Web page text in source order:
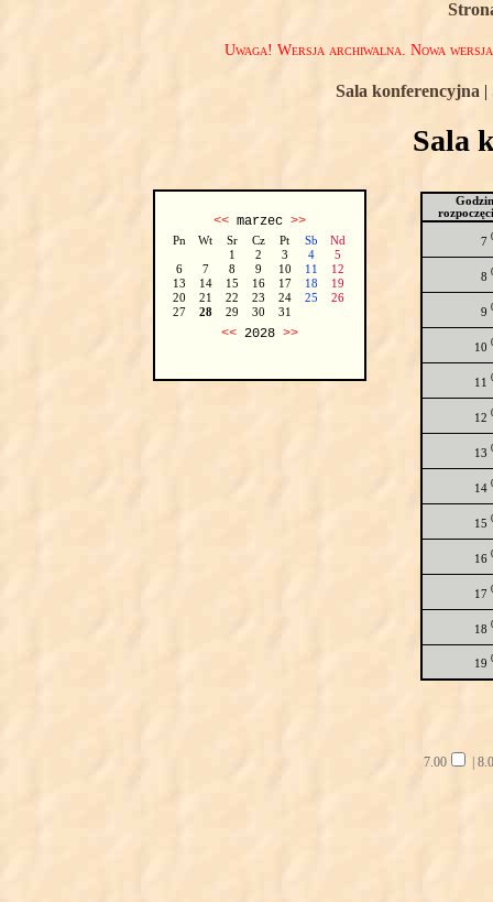
Uwaga! Wersja archiwalna. Nowa
Sala konferencyjna |
Sala
<<marzec >>
Pn Wt Sr Cz Pt Sb
Nd
1
2 3 4
5
6
7 8 9 10 11
12
13
14 15 16 17 18
19
20
21 22 23 24 25
26
27
28 29 30 31
<<2028 >>
7
8
9
10
11
12
13
14
15
16
17
18
19
7.00